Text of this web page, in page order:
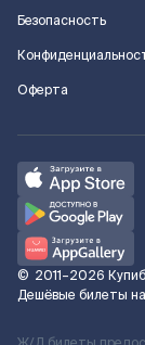
Безопасность
Оферта
© 2011–2026
Дешёвые билеты на